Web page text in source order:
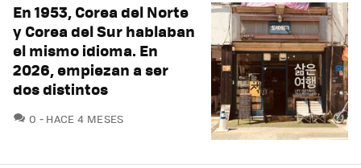
En 1953, Corea del Norte
y Corea del Sur hablaban
el mismo idioma. En
2026, empiezan a ser
dos distintos
0 COMENTARIOS
HACE 4 MESES